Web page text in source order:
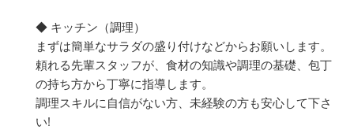
◆ キッチン（調理）
まずは簡単なサラダの盛り付けなどからお願いします。
頼れる先輩スタッフが、食材の知識や調理の基礎、包丁
の持ち方から丁寧に指導します。
調理スキルに自信がない方、未経験の方も安心して下さ
い!